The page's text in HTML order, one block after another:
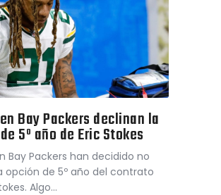
Bay Packers declinan la
5º año de Eric Stokes
Bay Packers han decidido no
opción de 5º año del contrato
Algo…